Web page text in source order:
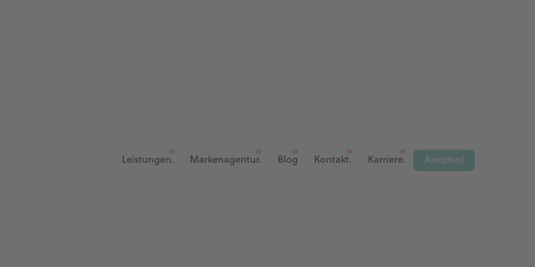
Leistungen. Markenagentur. Blog Kontakt. Karriere. Anrufen!